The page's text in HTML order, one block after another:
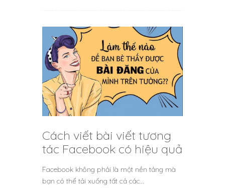
Cách viết bài viết tương
tác Facebook có hiệu quả
Facebook không phải là một nền tảng mà
bạn có thể tải xuống tất cả các…